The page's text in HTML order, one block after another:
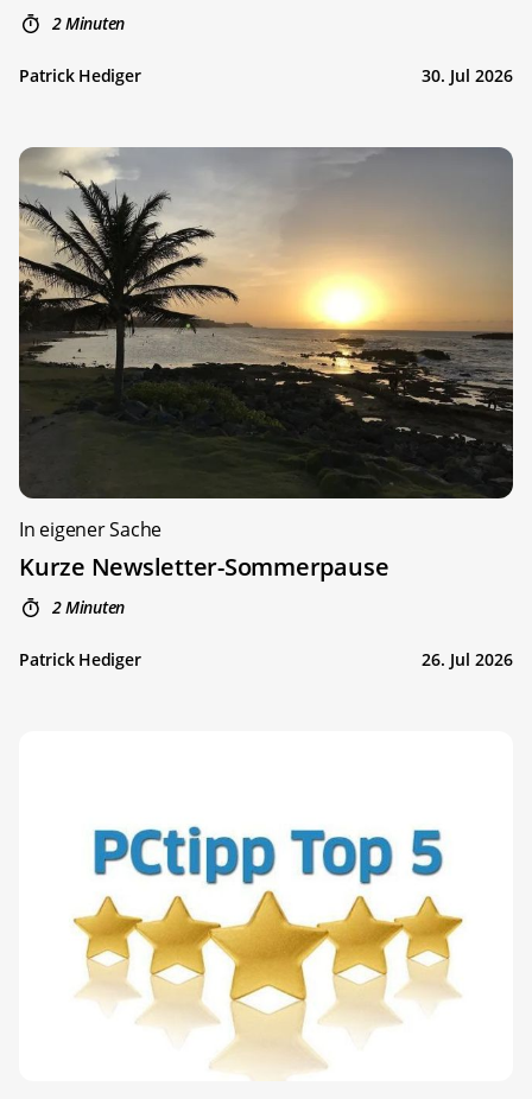
2 Minuten
Patrick Hediger 30. Jul 2026
In eigener Sache
Kurze Newsletter-Sommerpause
2 Minuten
Patrick Hediger 26. Jul 2026